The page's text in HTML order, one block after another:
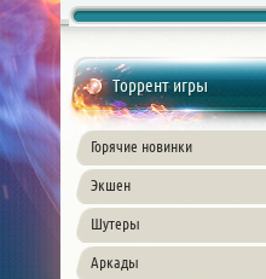
Торрент игры
Горячие новинки
Экшен
Шутеры
Аркады